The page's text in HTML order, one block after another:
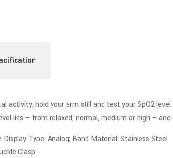
activity, hold your arm still and test your SpO2
lies – from relaxed, normal, medium or high –
Type: Analog; Band Material: Stainless Steel
Clasp